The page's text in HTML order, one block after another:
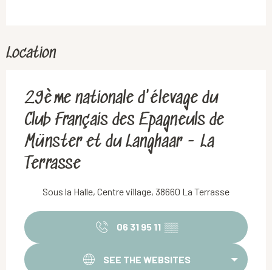
Location
29ème nationale d'élevage du
Club Français des Epagneuls de
Münster et du Langhaar - La
Terrasse
Sous la Halle, Centre village, 38660 La Terrasse
06 31 95 11 ▒▒
SEE THE WEBSITES